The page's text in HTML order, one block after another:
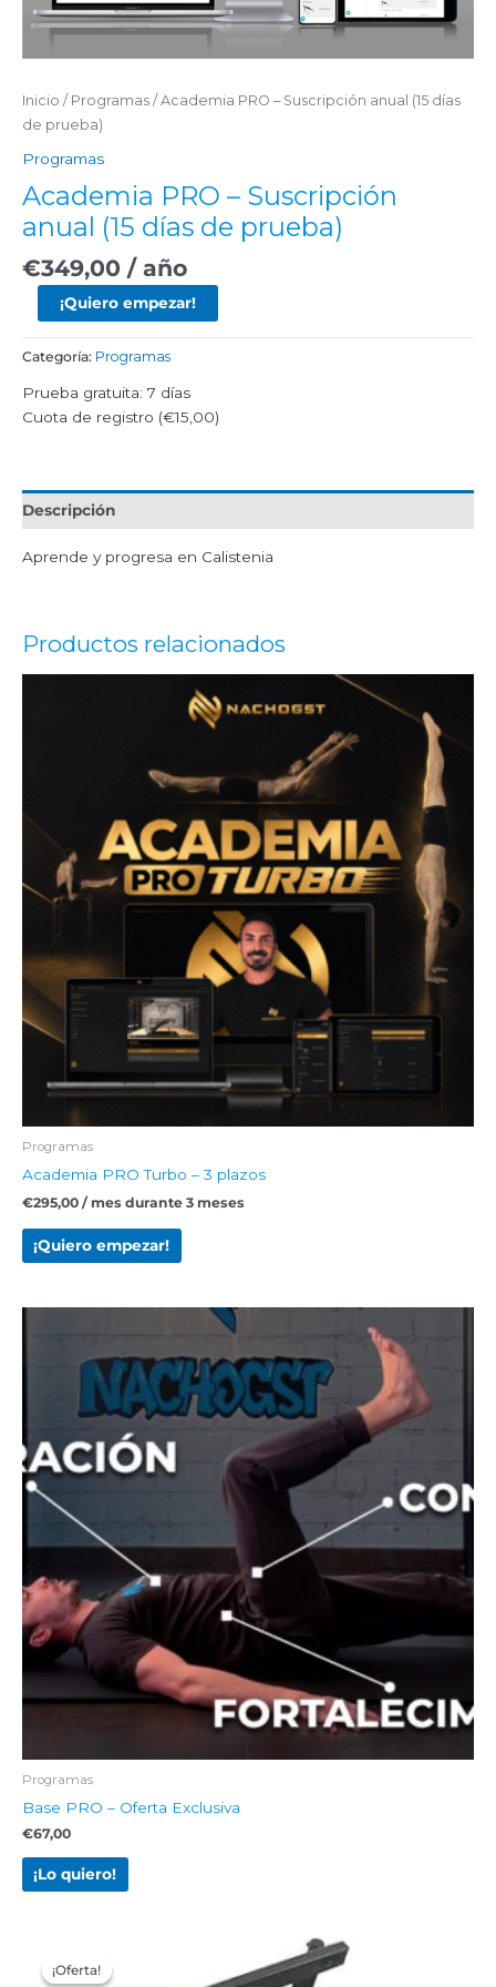
Inicio / Programas / Academia PRO – Suscripción anual (15 días
de prueba)
Programas
Academia PRO – Suscripción
anual (15 días de prueba)
€349,00 / año
¡Quiero empezar!
Categoría: Programas
Prueba gratuita: 7 días
Cuota de registro (€15,00)
Descripción
Aprende y progresa en Calistenia
Productos relacionados
Programas
Academia PRO Turbo – 3 plazos
€295,00 / mes durante 3 meses
¡Quiero empezar!
Programas
Base PRO – Oferta Exclusiva
€67,00
¡Lo quiero!
¡Oferta!
¡Oferta!
precio
original